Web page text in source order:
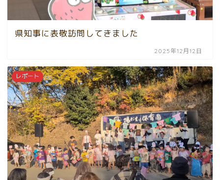
県知事に表敬訪問してきました
2025年12月12日
レポート